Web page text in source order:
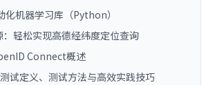
化机器学习库（Python）
：轻松实现高德经纬度定位查询
Connect概述
试定义、测试方法与高效实践技巧